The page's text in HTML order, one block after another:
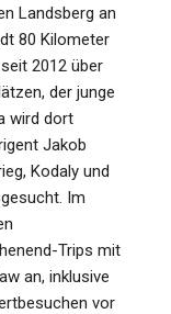
Landsberg an
80 Kilometer
2012 über
der junge
wird dort
Jakob
Kodaly und
Im
Trips mit
an, inklusive
vor